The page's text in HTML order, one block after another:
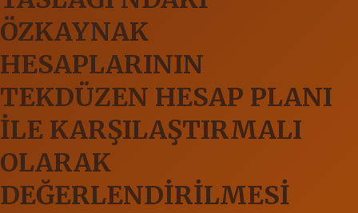
ÖZKAYNAK
HESAPLARININ
TEKDÜZEN HESAP PLANI
İLE KARŞILAŞTIRMALI
OLARAK
DEĞERLENDİRİLMESİ